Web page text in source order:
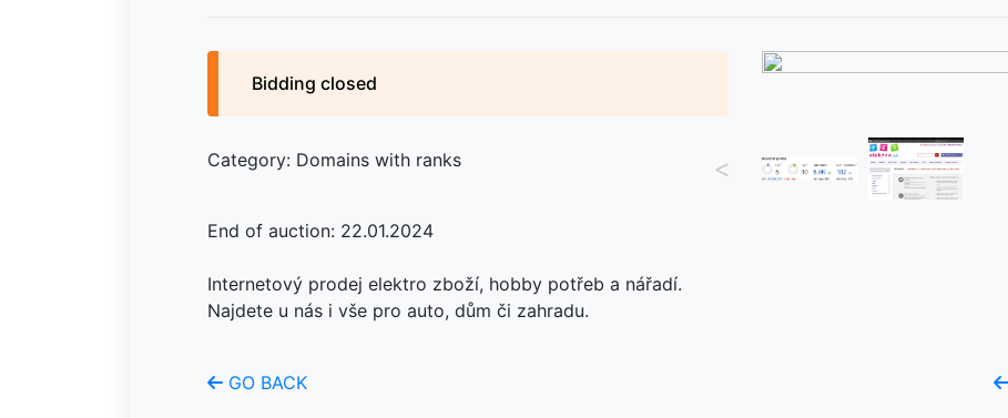
Bidding closed
Category: Domains with ranks
End of auction: 22.01.2024
Internetový prodej elektro zboží, hobby potřeb a nářadí.
Najdete u nás i vše pro auto, dům či zahradu.
<
GO BACK